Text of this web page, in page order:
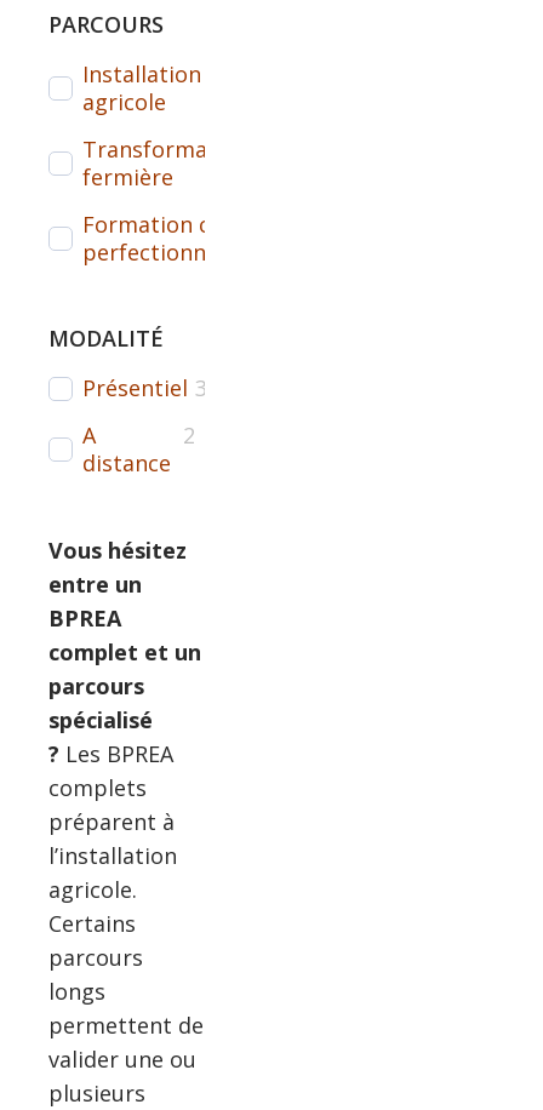
PARCOURS
Installation
agricole
Transformation
fermière
Formation courte /
perfectionnement
MODALITÉ
Présentiel 3
A
distance
2
Vous hésitez
entre un
BPREA
complet et un
parcours
spécialisé
? Les BPREA
complets
préparent à
l’installation
agricole.
Certains
parcours
longs
permettent de
valider une ou
plusieurs